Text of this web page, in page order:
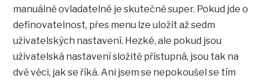
manuálně ovladatelné je skutečně super. Pokud jde o
definovatelnost, přes menu lze uložit až sedm
uživatelských nastavení. Hezké, ale pokud jsou
uživatelská nastavení složitě přístupná, jsou tak na
dvě věci, jak se říká. Ani jsem se nepokoušel se tím